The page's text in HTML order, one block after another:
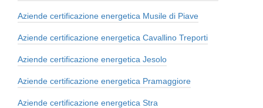
Aziende certificazione energetica Musile di Piave
Aziende certificazione energetica Cavallino Treporti
Aziende certificazione energetica Jesolo
Aziende certificazione energetica Pramaggiore
Aziende certificazione energetica Stra